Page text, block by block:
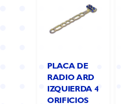
PLACA DE
RADIO ARD
IZQUIERDA 4
ORIFICIOS